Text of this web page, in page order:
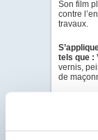
Son film
contre
travaux.
tels que :
vernis,
de